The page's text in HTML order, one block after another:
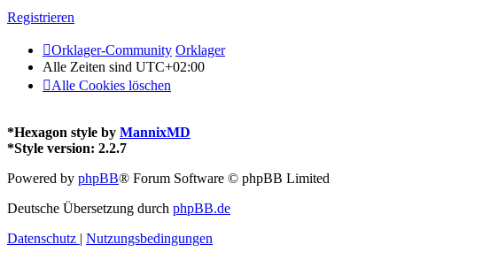
Registrieren
Orklager-Community Orklager
Alle Zeiten sind UTC+02:00
Alle Cookies löschen
*Hexagon style by MannixMD
*Style version: 2.2.7
Powered by phpBB® Forum Software © phpBB Limited
Deutsche Übersetzung durch phpBB.de
Datenschutz | Nutzungsbedingungen